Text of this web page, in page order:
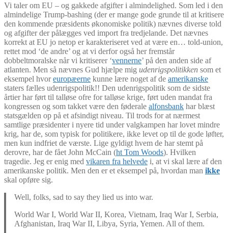
Vi taler om EU – og gakkede afgifter i almindelighed. Som led i den
almindelige Trump-bashing (der er mange gode grunde til at kritisere
den kommende præsidents økonomiske politik) nævnes diverse told
og afgifter der pålægges ved import fra tredjelande. Det nævnes
korrekt at EU jo netop er karakteriseret ved at være en… told-union,
rettet mod ‘de andre’ og at vi derfor også her fremstår
dobbeltmoralske når vi kritiserer ‘vennerne’ på den anden side af
atlanten. Men så nævnes Gud hjælpe mig udenrigspolitikken som et
eksempel hvoreuropæerne kunne lære noget af de amerikanske
staters fælles udenrigspolitik!! Den udenrigspolitik som de sidste
årtier har ført til talløse ofre for talløse krige, ført uden mandat fra
kongressen og som takket være den føderale alfonsbank har blæst
statsgælden op på et afsindigt niveau. Til trods for at nærmest
samtlige præsidenter i nyere tid under valgkampen har lovet mindre
krig, har de, som typisk for politikere, ikke levet op til de gode løfter,
men kun indfriet de værste. Lige gyldigt hvem de har stemt på
derovre, har de fået John McCain (ht Tom Woods). Hvilken
tragedie. Jeg er enig med vikaren fra helvede i, at vi skal lære af den
amerikanske politik. Men den er et eksempel på, hvordan man ikke
skal opføre sig.
Well, folks, sad to say they lied us into war.
World War I, World War II, Korea, Vietnam, Iraq War I, Serbia,
Afghanistan, Iraq War II, Libya, Syria, Yemen. All of them.